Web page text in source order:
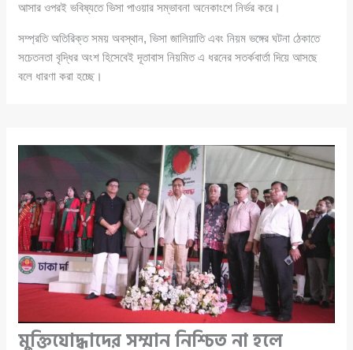
আসার ওপরই ভবিষ্যতে ভিসা পাওয়ার সম্ভাবনা অনেকাংশে নির্ভর করে।
সম্প্রতি অতিরিক্ত সময় অবস্থান, ভিসা জালিয়াতি এবং নিয়ম ভঙ্গের ঘটনা ঠেকাতে
সচেতনতা বৃদ্ধির অংশ হিসেবেই দূতাবাস নিয়মিত এ ধরনের সতর্কবার্তা দিয়ে আসছে
বলে ধারণা করা হচ্ছে।
মুক্তিযোদ্ধাদের সম্মান নিশ্চিত না হলে